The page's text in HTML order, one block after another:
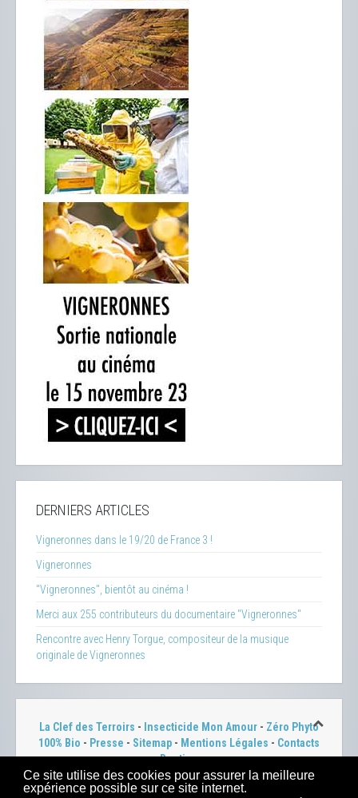
Ce site utilise des cookies pour assurer la meilleure
expérience possible sur ce site internet.
DERNIERS ARTICLES
Vigneronnes dans le 19/20 de France 3 !
Vigneronnes
"Vigneronnes", bientôt au cinéma !
Merci aux 255 contributeurs du documentaire "Vigneronnes"
Rencontre avec Henry Torgue, compositeur de la musique
originale de Vigneronnes
La Clef des Terroirs - Insecticide Mon Amour - Zéro Phyto
100% Bio - Presse - Sitemap - Mentions Légales - Contacts
-Boutique
2023 -Dahu Production